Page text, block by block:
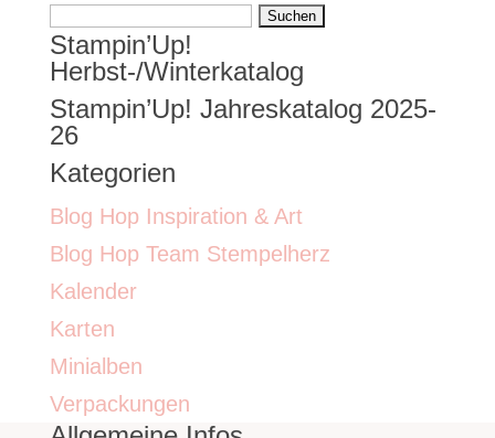
Suchen
nach:
Stampin’Up!
Herbst-/Winterkatalog
Stampin’Up! Jahreskatalog 2025-
26
Kategorien
Blog Hop Inspiration & Art
Blog Hop Team Stempelherz
Kalender
Karten
Minialben
Verpackungen